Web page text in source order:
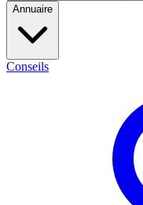
Annuaire
Conseils